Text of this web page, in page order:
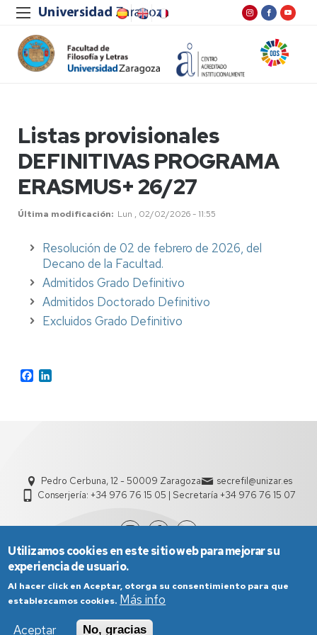
Listas provisionales
DEFINITIVAS PROGRAMA
ERASMUS+ 26/27
Última modificación Lun , 02/02/2026 - 11:55
Resolución de 02 de febrero de 2026, del
Decano de la Facultad.
Admitidos Grado Definitivo
Admitidos Doctorado Definitivo
Excluidos Grado Definitivo
Facebook
Pedro Cerbuna, 12 - 50009 Zaragoza
secrefil@unizar.es
Conserjería: +34 976 76 15 05 | Secretaría +34 976 76 15 07
Utilizamos cookies en este sitio web para mejorar su
experiencia de usuario.
Al hacer click en Aceptar, otorga su consentimiento para que
establezcamos cookies. Más info
Aceptar
No, gracias